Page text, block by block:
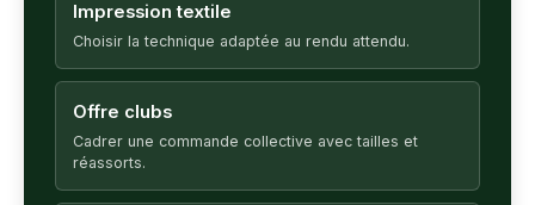
Impression textile
Choisir la technique adaptée au rendu attendu.
Offre clubs
Cadrer une commande collective avec tailles et
réassorts.